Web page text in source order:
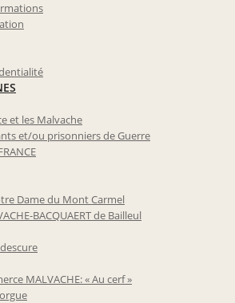
et les Malvache
et/ou prisonniers de Guerre
Dame du Mont Carmel
BACQUAERT de Bailleul
MALVACHE: « Au cerf »